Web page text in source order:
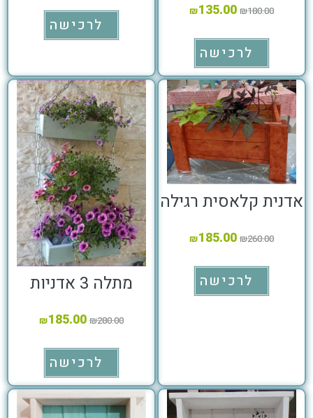
₪180.00
₪135.00
לרכישה
לרכישה
אדנית קלאסית רגילה
₪260.00
₪185.00
לרכישה מתלה 3 אדניות
₪280.00
₪185.00
לרכישה